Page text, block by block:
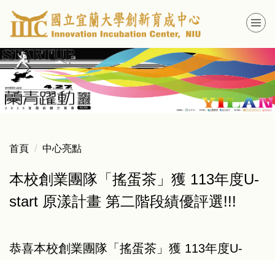
跳
到
主
要
內
容
區
首頁 中心亮點
本校創業團隊「搖蛋茶」獲 113年度U-
start 原漾計畫 第二階段績優評選!!!
恭喜本校創業團隊「搖蛋茶」獲 113年度U-